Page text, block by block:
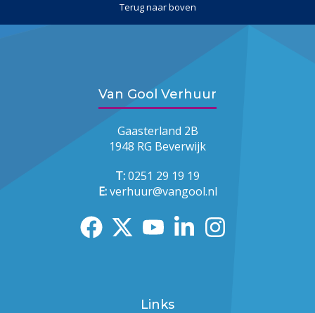
Terug naar boven
Van Gool Verhuur
Gaasterland 2B
1948 RG Beverwijk
T:0251 29 19 19
E:verhuur@vangool.nl
Links